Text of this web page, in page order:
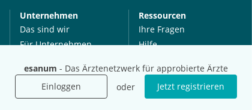
esanum - Das Ärztenetzwerk für approbierte Ärzte
Einloggen
oder Jetzt registrieren
Unternehmen
Das sind wir
Für Unternehmen
Mediadaten
Presse
Ressourcen
Ihre Fragen
Hilfe